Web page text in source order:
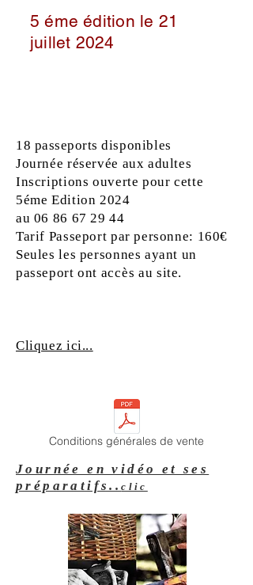
5 éme édition le 21
juillet 2024
18 passeportsdisponibles
Journée réservée aux adultes
Inscriptions ouverte pour cette
5éme Edition 2024
au 06 86 67 29 44
Tarif Passeport par personne: 160€
Seules les personnes ayant un
passeport ont accès au site.
Cliquez ici...
Conditions générales de vente
Journée en vidéo et ses
préparatifs..clic